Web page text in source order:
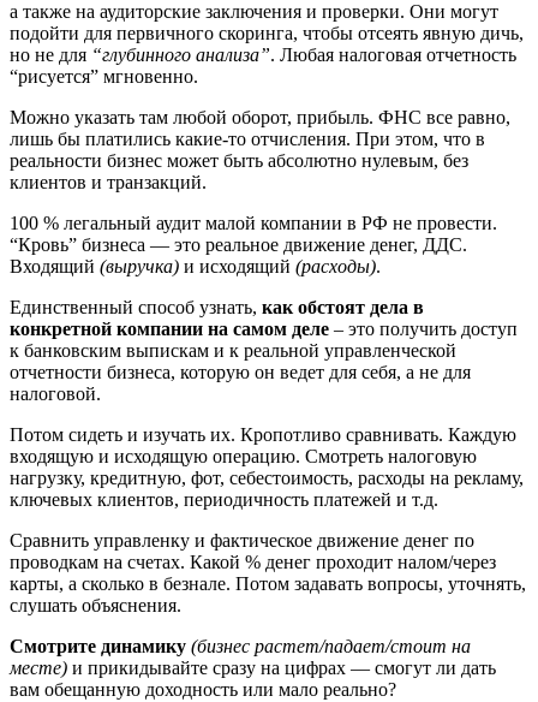
а также на аудиторские заключения и проверки. Они могут
подойти для первичного скоринга, чтобы отсеять явную дичь,
но не для “глубинного анализа”. Любая налоговая отчетность
“рисуется” мгновенно.
Можно указать там любой оборот, прибыль. ФНС все равно,
лишь бы платились какие-то отчисления. При этом, что в
реальности бизнес может быть абсолютно нулевым, без
клиентов и транзакций.
100 % легальный аудит малой компании в РФ не провести.
“Кровь” бизнеса — это реальное движение денег, ДДС.
Входящий (выручка) и исходящий (расходы).
Единственный способ узнать, как обстоят дела в
конкретной компании на самом деле – это получить доступ
к банковским выпискам и к реальной управленческой
отчетности бизнеса, которую он ведет для себя, а не для
налоговой.
Потом сидеть и изучать их. Кропотливо сравнивать. Каждую
входящую и исходящую операцию. Смотреть налоговую
нагрузку, кредитную, фот, себестоимость, расходы на рекламу,
ключевых клиентов, периодичность платежей и т.д.
Сравнить управленку и фактическое движение денег по
проводкам на счетах. Какой % денег проходит налом/через
карты, а сколько в безнале. Потом задавать вопросы, уточнять,
слушать объяснения.
Смотрите динамику (бизнес растет/падает/стоит на
месте) и прикидывайте сразу на цифрах — смогут ли дать
вам обещанную доходность или мало реально?